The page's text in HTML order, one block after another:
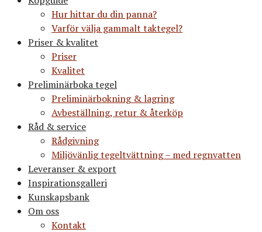
Hur hittar du din panna?
Varför välja gammalt taktegel?
Priser & kvalitet
Priser
Kvalitet
Preliminärboka tegel
Preliminärbokning & lagring
Avbeställning, retur & återköp
Råd & service
Rådgivning
Miljövänlig tegeltvättning – med regnvatten
Leveranser & export
Inspirationsgalleri
Kunskapsbank
Om oss
Kontakt